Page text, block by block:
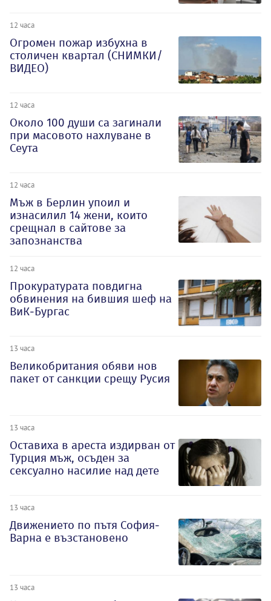
12 часа
Огромен пожар избухна в
столичен квартал (СНИМКИ/
ВИДЕО)
12 часа
Около 100 души са загинали
при масовото нахлуване в
Сеута
12 часа
Мъж в Берлин упоил и
изнасилил 14 жени, които
срещнал в сайтове за
запознанства
12 часа
Прокуратурата повдигна
обвинения на бившия шеф на
ВиК-Бургас
13 часа
Великобритания обяви нов
пакет от санкции срещу Русия
13 часа
Оставиха в ареста издирван от
Турция мъж, осъден за
сексуално насилие над дете
13 часа
Движението по пътя София-
Варна е възстановено
13 часа